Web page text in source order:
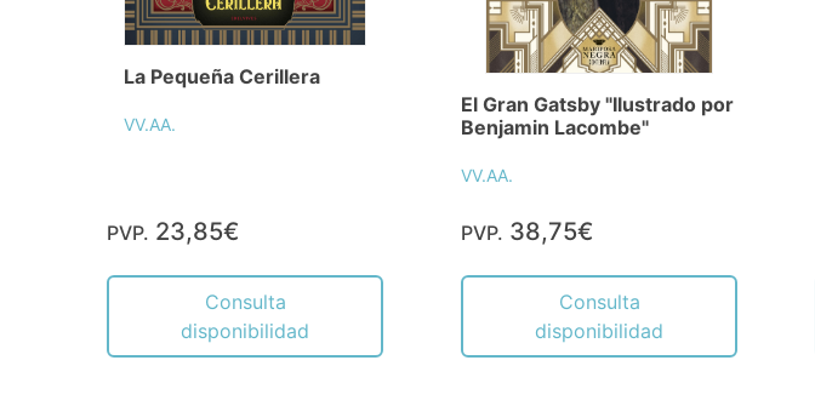
La Pequeña Cerillera
VV.AA.
PVP. 23,85€
Consulta
disponibilidad
El Gran Gatsby "Ilustrado por
Benjamin Lacombe"
VV.AA.
PVP. 38,75€
Consulta
disponibilidad